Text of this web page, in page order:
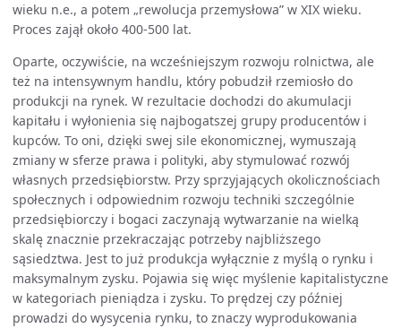
wieku n.e., a potem „rewolucja przemysłowa” w XIX wieku.
Proces zajął około 400-500 lat.
Oparte, oczywiście, na wcześniejszym rozwoju rolnictwa, ale
też na intensywnym handlu, który pobudził rzemiosło do
produkcji na rynek. W rezultacie dochodzi do akumulacji
kapitału i wyłonienia się najbogatszej grupy producentów i
kupców. To oni, dzięki swej sile ekonomicznej, wymuszają
zmiany w sferze prawa i polityki, aby stymulować rozwój
własnych przedsiębiorstw. Przy sprzyjających okolicznościach
społecznych i odpowiednim rozwoju techniki szczególnie
przedsiębiorczy i bogaci zaczynają wytwarzanie na wielką
skalę znacznie przekraczając potrzeby najbliższego
sąsiedztwa. Jest to już produkcja wyłącznie z myślą o rynku i
maksymalnym zysku. Pojawia się więc myślenie kapitalistyczne
w kategoriach pieniądza i zysku. To prędzej czy później
prowadzi do wysycenia rynku, to znaczy wyprodukowania